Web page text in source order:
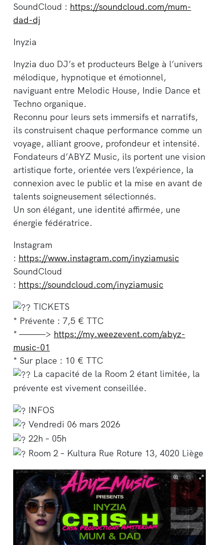
SoundCloud : https://soundcloud.com/mum-
dad-dj
Inyzia
Inyzia duo DJ’s et producteurs Belge à l’univers
mélodique, hypnotique et émotionnel,
naviguant entre Melodic House, Indie Dance et
Techno organique.
Reconnu pour leurs sets immersifs et narratifs,
ils construisent chaque performance comme un
voyage, alliant groove, profondeur et intensité.
Fondateurs d’ABYZ Music, ils portent une vision
artistique forte, orientée vers l’expérience, la
connexion avec le public et la mise en avant de
talents soigneusement sélectionnés.
Un son élégant, une identité affirmée, une
énergie fédératrice.
Instagram
: https://www.instagram.com/inyziamusic
SoundCloud
: https://soundcloud.com/inyziamusic
TICKETS
* Prévente : 7,5 € TTC
* ———> https://my.weezevent.com/abyz-
music-01
* Sur place : 10 € TTC
La capacité de la Room 2 étant limitée, la
prévente est vivement conseillée.
INFOS
Vendredi 06 mars 2026
22h – 05h
Room 2 – Kultura Rue Roture 13, 4020 Liège